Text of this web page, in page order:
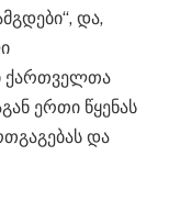
და,
ქართველთა
ერთი წყენას
და